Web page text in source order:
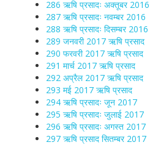
286 ऋषि प्रसादः अक्तूबर 2016
287 ऋषि प्रसादः नवम्बर 2016
288 ऋषि प्रसादः दिसम्बर 2016
289 जनवरी 2017 ऋषि प्रसाद
290 फरवरी 2017 ऋषि प्रसाद
291 मार्च 2017 ऋषि प्रसाद
292 अप्रैल 2017 ऋषि प्रसाद
293 मई 2017 ऋषि प्रसाद
294 ऋषि प्रसादः जून 2017
295 ऋषि प्रसादः जुलाई 2017
296 ऋषि प्रसादः अगस्त 2017
297 ऋषि प्रसाद सितम्बर 2017